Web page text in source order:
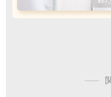
ご注文・決済お手